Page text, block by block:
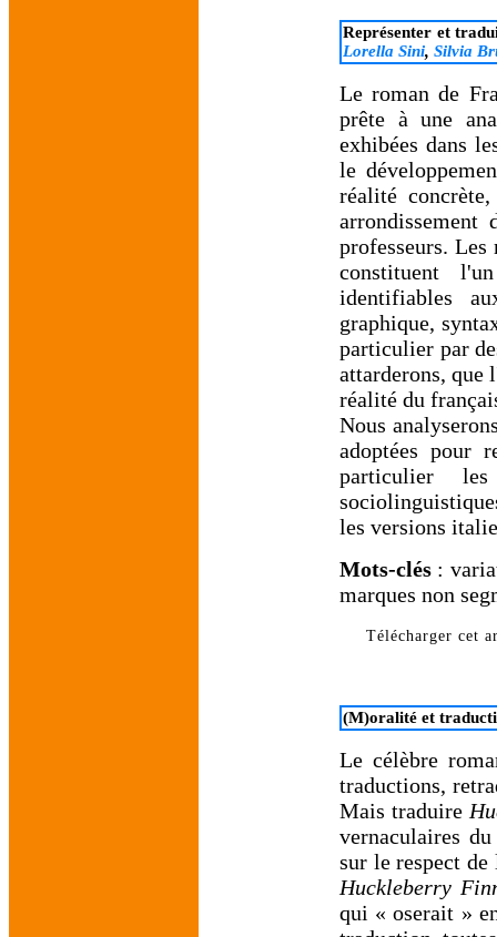
Représenter et
Lorella Sini, Silvia
Le roman de
prête à une
exhibées dans
le
réalité
arrondissement
professeurs.
constituent
identifiables
graphique,
particulier par
attarderons, que
réalité du
Nous
adoptées pour
particulier
les versions
Mots-clés :
marques non
Télécharger cet
(M)oralité et
Le célèbre
traductions,
Mais traduire
vernaculaires
sur le respect
Huckleberry
qui « oserait »